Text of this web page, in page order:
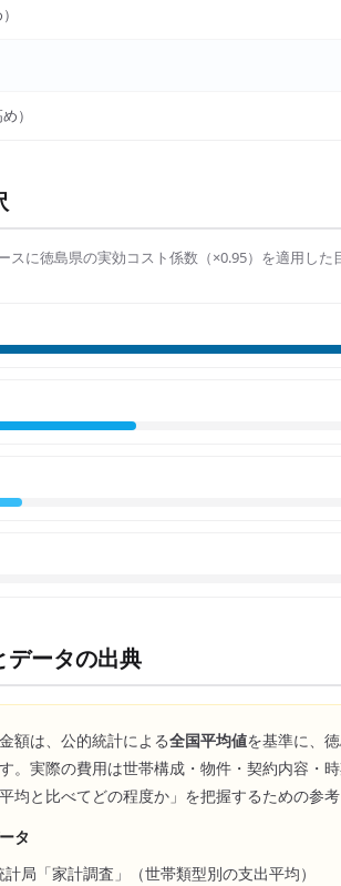
）
スに徳島県の実効コスト係数（×0.95）を適用した
データの出典
額は、公的統計による全国平均値を基準に、
。実際の費用は世帯構成・物件・契約内容・
均と比べてどの程度か」を把握するための参考
タ
局「家計調査」（世帯類型別の支出平均）